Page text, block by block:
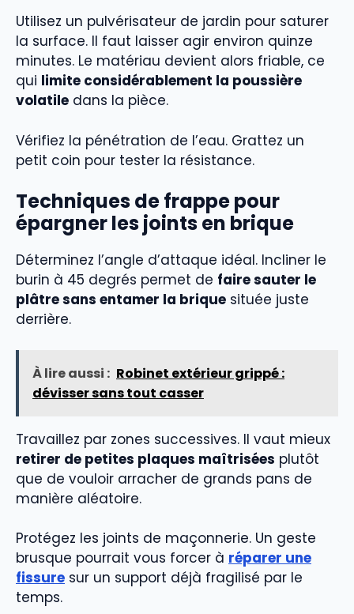
Utilisez un pulvérisateur de jardin pour saturer
la surface. Il faut laisser agir environ quinze
minutes. Le matériau devient alors friable, ce
qui limite considérablement la poussière
volatile dans la pièce.
Vérifiez la pénétration de l’eau. Grattez un
petit coin pour tester la résistance.
Techniques de frappe pour
épargner les joints en brique
Déterminez l’angle d’attaque idéal. Incliner le
burin à 45 degrés permet de faire sauter le
plâtre sans entamer la brique située juste
derrière.
À lire aussi : Robinet extérieur grippé :
dévisser sans tout casser
Travaillez par zones successives. Il vaut mieux
retirer de petites plaques maîtrisées plutôt
que de vouloir arracher de grands pans de
manière aléatoire.
Protégez les joints de maçonnerie. Un geste
brusque pourrait vous forcer à réparer une
fissure sur un support déjà fragilisé par le
temps.